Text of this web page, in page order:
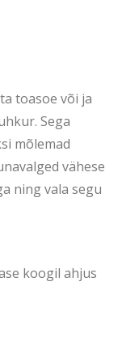
toasoe või ja
Sega
mõlemad
vähese
ning vala segu
koogil ahjus